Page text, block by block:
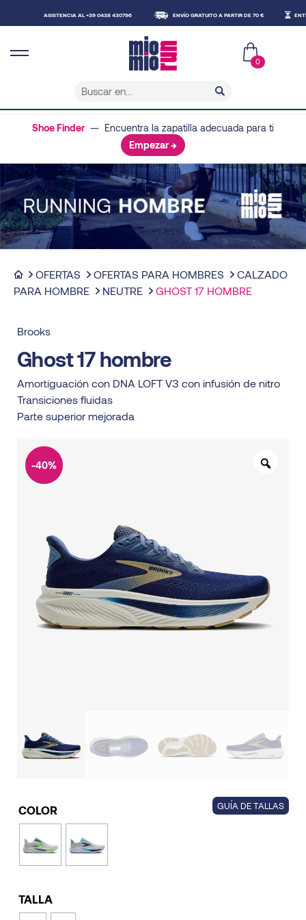
ASISTENCIA AL +39 0438 430796 ENVÍO GRATUITO A PARTIR DE 70 € ENTREGA
0
Shoe Finder — Encuentra la zapatilla adecuada para ti
Empezar →
OFERTAS OFERTAS PARA HOMBRES
CALZADO
PARA HOMBRE
NEUTRE GHOST 17 HOMBRE
Brooks
Ghost 17 hombre
Amortiguación con DNA LOFT V3 con infusión de nitro
Transiciones fluidas
Parte superior mejorada
-40%
GUÍA DE TALLAS
COLOR
TALLA